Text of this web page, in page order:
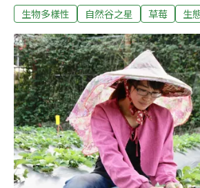
長滿一片看似像草莓但又不是草莓，
實，才會取一個這樣有點可怕的名字
就閃。但若多認識幾個植物，像是蛇
為筆筒樹）以及紅骨蛇頭（平常稱為
現，人們在命名植物時，若名字中有
牛…）的字眼，多半是表達這個植物
所以回到蛇莓，他也不外乎是因為在
沿著地面生長就好像蛇在爬行一樣，
莓」。和草莓同屬薔薇科，除了果實
子則像小好幾倍的草莓葉，但品嚐起
生物多樣性 自然谷之星 草莓 生